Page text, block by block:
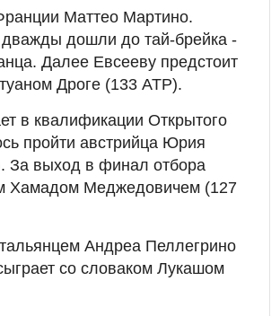
Маттео Мартино.
дошли до тай-брейка -
Далее Евсееву предстоит
Дроге (133 АТР).
в квалификации Открытого
пройти австрийца Юрия
За выход в финал отбора
Хамадом Меджедовичем (127
Андреа Пеллегрино
со словаком Лукашом